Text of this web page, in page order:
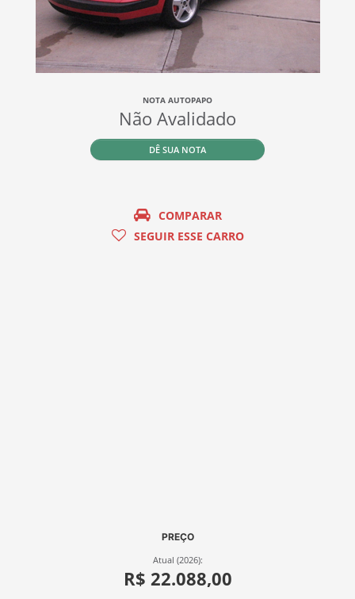
NOTA AUTOPAPO
Não Avalidado
DÊ SUA NOTA
COMPARAR
SEGUIR ESSE CARRO
PREÇO
Atual (2026):
R$ 22.088,00